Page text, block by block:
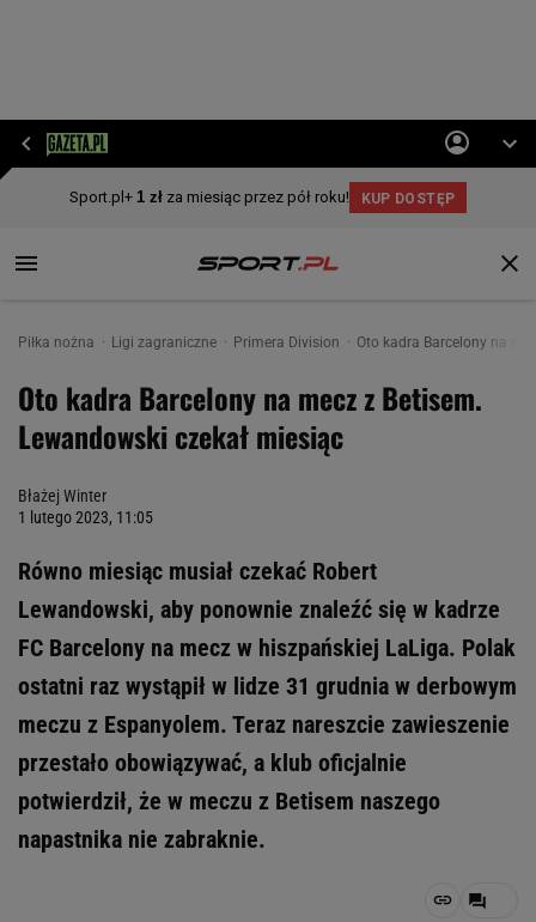
Piłka nożna Ligi zagraniczne Primera Division Oto kadra Barcelony na
Oto kadra Barcelony na mecz z Betisem.
Lewandowski czekał miesiąc
Błażej Winter
1 lutego 2023, 11:05
Równo miesiąc musiał czekać Robert
Lewandowski, aby ponownie znaleźć się w kadrze
FC Barcelony na mecz w hiszpańskiej LaLiga. Polak
ostatni raz wystąpił w lidze 31 grudnia w derbowym
meczu z Espanyolem. Teraz nareszcie zawieszenie
przestało obowiązywać, a klub oficjalnie
potwierdził, że w meczu z Betisem naszego
napastnika nie zabraknie.